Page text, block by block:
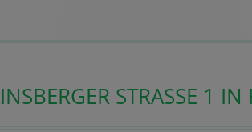
STRASSE 1 IN